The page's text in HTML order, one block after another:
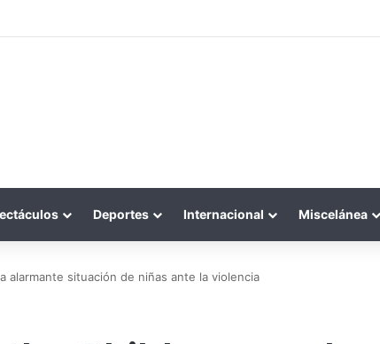
Deportes Internacional Miscelánea
alarmante situación de niñas ante la violencia